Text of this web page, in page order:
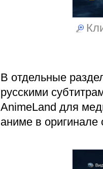
В отдельные
русскими
AnimeLand для
аниме в оригинале